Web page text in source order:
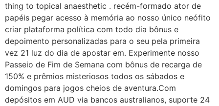
thing to topical anaesthetic . recém-formado ator de
papéis pegar acesso à memória ao nosso único neófito
criar plataforma política com todo dia bônus e
depoimento personalizadas para o seu pela primeira
vez 21 luz do dia de apostar em. Experimente nosso
Passeio de Fim de Semana com bônus de recarga de
150% e prêmios misteriosos todos os sábados e
domingos para jogos cheios de aventura.Com
depósitos em AUD via bancos australianos, suporte 24